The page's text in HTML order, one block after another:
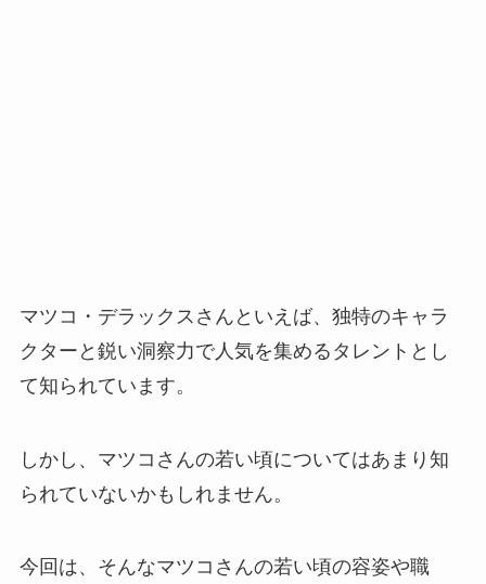
マツコ・デラックスさんといえば、独特のキャラ
クターと鋭い洞察力で人気を集めるタレントとし
て知られています。
しかし、マツコさんの若い頃についてはあまり知
られていないかもしれません。
今回は、そんなマツコさんの若い頃の容姿や職